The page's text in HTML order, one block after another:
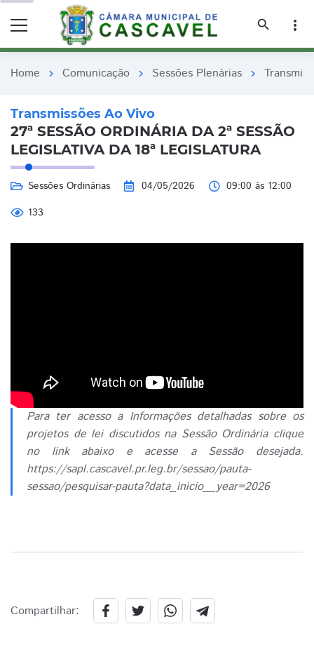
search
more_vert
Home chevron_right Comunicação chevron_right Sessões Plenárias chevron_right
Transmissões Ao Vivo
27ª SESSÃO ORDINÁRIA DA 2ª SESSÃO
LEGISLATIVA DA 18ª LEGISLATURA
Sessões Ordinárias 04/05/2026
09:00 às 12:00
133
Para ter acesso a Informações detalhadas sobre os
projetos de lei discutidos na Sessão Ordinária clique
no link abaixo e acesse a Sessão desejada.
https://sapl.cascavel.pr.leg.br/sessao/pauta-
sessao/pesquisar-pauta?data_inicio__year=2026
Compartilhar: